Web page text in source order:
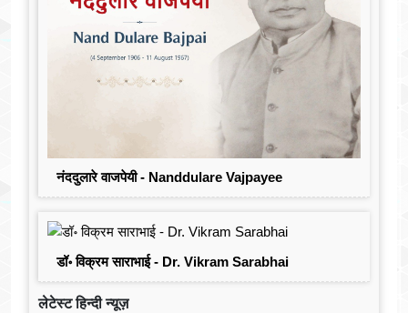
नंददुलारे वाजपेयी - Nanddulare Vajpayee
डॉ॰ विक्रम साराभाई - Dr. Vikram Sarabhai
लेटेस्ट हिन्दी न्यूज़